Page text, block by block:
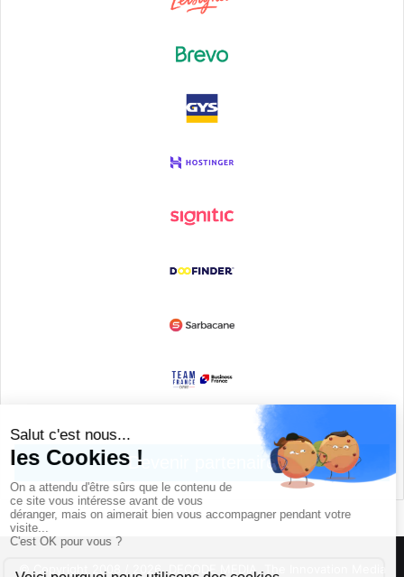
Devenir partenaire
© Copyright 2008 / 2026, DECODE MEDIA, The Innovation Media